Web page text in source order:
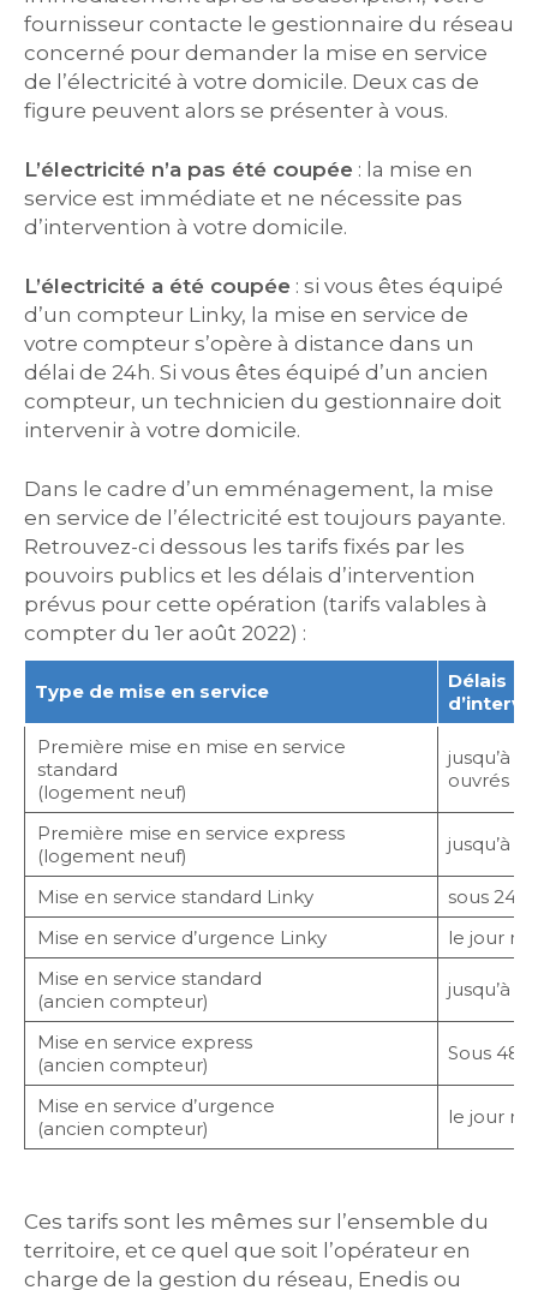
fournisseur contacte le gestionnaire du réseau
concerné pour demander la mise en service
de l’électricité à votre domicile. Deux cas de
figure peuvent alors se présenter à vous.
L’électricité n’a pas été coupée : la mise en
service est immédiate et ne nécessite pas
d’intervention à votre domicile.
L’électricité a été coupée : si vous êtes équipé
d’un compteur Linky, la mise en service de
votre compteur s’opère à distance dans un
délai de 24h. Si vous êtes équipé d’un ancien
compteur, un technicien du gestionnaire doit
intervenir à votre domicile.
Dans le cadre d’un emménagement, la mise
en service de l’électricité est toujours payante.
Retrouvez-ci dessous les tarifs fixés par les
pouvoirs publics et les délais d’intervention
prévus pour cette opération (tarifs valables à
compter du 1er août 2022) :
Type de mise en service
Délais
Première mise en mise en service
standard
(logement neuf)
jusqu’à
ouvrés
Première mise en service express
(logement neuf)
jusqu’à 5
Mise en service standard Linky
sous 24h
Mise en service d’urgence Linky
le jour
Mise en service standard
(ancien compteur)
jusqu’à 5
Mise en service express
(ancien compteur)
Sous 48h
Mise en service d’urgence
(ancien compteur)
le jour
Ces tarifs sont les mêmes sur l’ensemble du
territoire, et ce quel que soit l’opérateur en
charge de la gestion du réseau, Enedis ou